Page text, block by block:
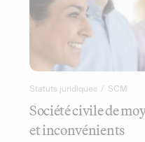
Statuts juridiques / SCM
Société civile de
et inconvénients